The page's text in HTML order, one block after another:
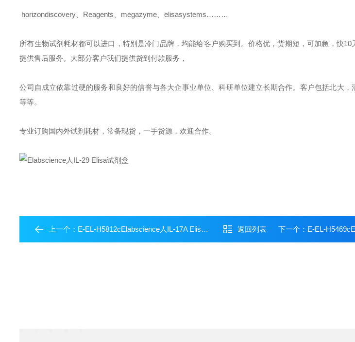
horizondiscovery Reagents megazyme 、elisasystems………
所有生物试剂耗材都可以进口，特别是冷门品牌，均能给客户购买到。价格优，货期短，可加急，快10
提供售后服务。大部分客户我们提供货到付款服务，
公司自成立依靠过硬的服务和良好的信誉与各大企事业单位、科研单位建立长期合作。客户包括北大
等等。
专业订购国内外试剂耗材，常备现货，一手货源，欢迎合作。
上一个： E-EL-H5812cElabscience人IL-17A Elisa试剂盒 返回列表 下一个： E-EL-